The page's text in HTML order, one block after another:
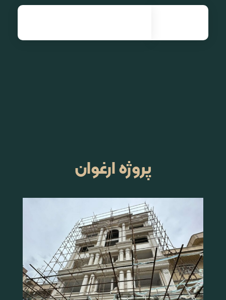
نصب و راه اندازی انواع آسانسور| آرنیک آسانسور
پروژه ارغوان